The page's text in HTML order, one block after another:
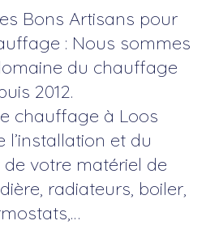
Bons Artisans pour
: Nous sommes
du chauffage
2012.
chauffage à Loos
l’installation et du
votre matériel de
radiateurs, boiler,